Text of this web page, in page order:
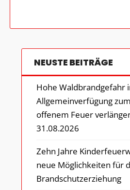
NEUSTE BEITRÄGE
Hohe Waldbrandgefahr
Allgemeinverfügung
offenem Feuer
31.08.2026
Zehn Jahre
neue Möglichkeiten für
Brandschutzerziehung